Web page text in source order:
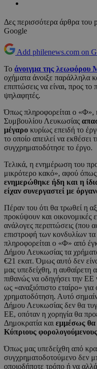
Δες περισσότερα άρθρα του
Google
Add philenews.com on
Το άνοιγμα της λεωφόρου
οχήματα άνοιξε παράλληλα
επιπτώσεις να είναι, προς
ψηλαφητές.
Όπως πληροφορείται ο «Φ»,
Συμβουλίου Λευκωσίας
μέγαρο κυρίως επειδή το
το οποίο απειλεί να
συγχρηματοδότησε το έργο.
Τελικά, η ενημέρωση του
μικρότερο κακό», αφού
ενημερώθηκε ήδη και η
είχαν συνεργαστεί με
Πέραν του ότι θα τρωθεί η
προκύψουν και οικονομικές
ανάλογες περιπτώσεις (που
επιστροφή των κονδυλίων τα
πληροφορείται ο «Φ» από
Δήμου Λευκωσίας τα
€21 εκατ. Όμως αυτό δεν
μας υπεδείχθη, η
πιθανώς να οδηγήσει την
ως «αναξιόπιστο εταίρο»
χρηματοδότηση. Αυτό
Δήμου Λευκωσίας δεν θα
ΕΕ, οπόταν η χορηγία θα
Δημοκρατία και εμμέσως θα
Κύπριους
Όπως μας υπεδείχθη από
συγχρηματοδοτούμενο δεν
οποιοδήποτε τρόπο ή να